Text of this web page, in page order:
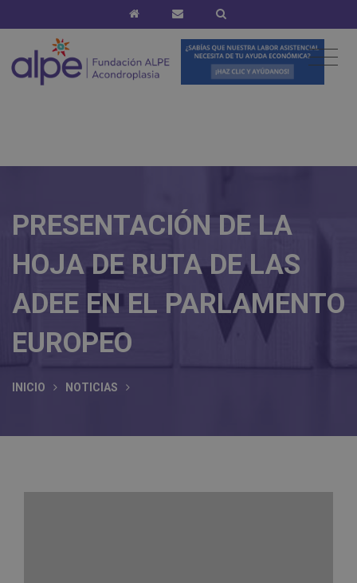
PRESENTACIÓN DE LA
HOJA DE RUTA DE LAS
ADEE EN EL PARLAMENTO
EUROPEO
INICIO NOTICIAS